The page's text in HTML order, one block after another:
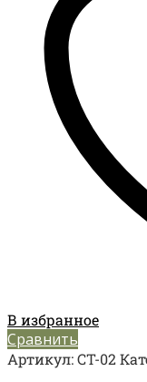
В избранное
Сравнить
Артикул:CT-02